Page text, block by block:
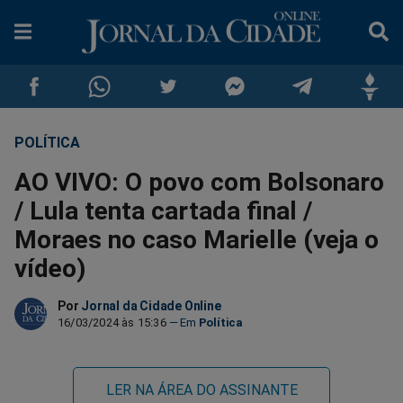
Compartilhar
no
Facebook
Compartilhar
no
Whatsapp
no
Twitter
no
Messenger
no
Telegram
no
Gettr
POLÍTICA
AO VIVO: O povo com Bolsonaro
/ Lula tenta cartada final /
Moraes no caso Marielle (veja o
vídeo)
Por Jornal da Cidade Online
16/03/2024 às 15:36 Política
LER NA ÁREA DO ASSINANTE